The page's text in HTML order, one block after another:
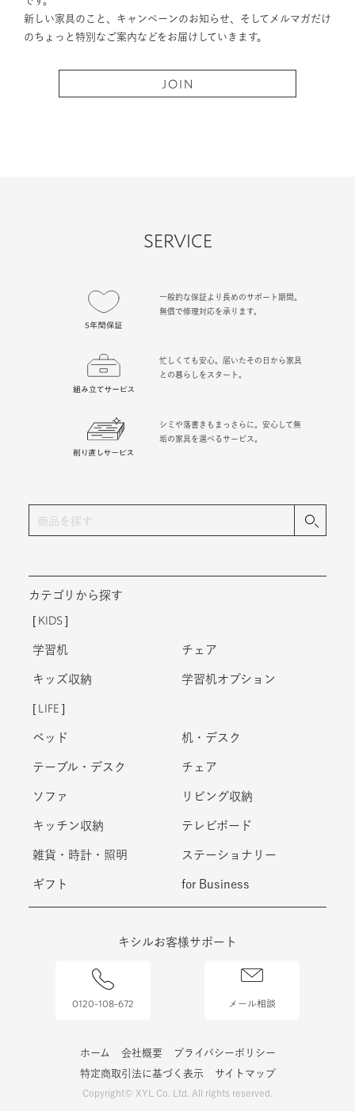
新しい家具のこと、キャンペーンのお知らせ、そしてメルマガだけ
のちょっと特別なご案内などをお届けしていきます。
JOIN
SERVICE
一般的な保証より長めのサポート期間。
無償で修理対応を承ります。
忙しくても安心。届いたその日から家具
との暮らしをスタート。
シミや落書きもまっさらに。安心して無
垢の家具を選べるサービス。
カテゴリから探す
KIDS
学習机 チェア
キッズ収納 学習机オプション
LIFE
ベッド 机・デスク
テーブル・デスク チェア
ソファ リビング収納
キッチン収納 テレビボード
雑貨・時計・照明 ステーショナリー
ギフト for Business
キシルお客様サポート
0120-108-672 メール相談
ホーム 会社概要
プライバシーポリシー
特定商取引法に基づく表示
サイトマップ
Copyright© XYL Co. Ltd. All rights reserved.